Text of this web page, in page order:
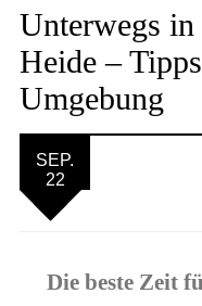
Unterwegs
Heide –
Umgebung
SEP.
22
Die beste Zeit